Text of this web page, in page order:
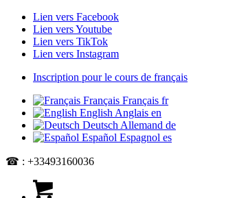
Lien vers Facebook
Lien vers Youtube
Lien vers TikTok
Lien vers Instagram
Inscription pour le cours de français
Français Français fr
English Anglais en
Deutsch Allemand de
Español Espagnol es
☎ : +33493160036